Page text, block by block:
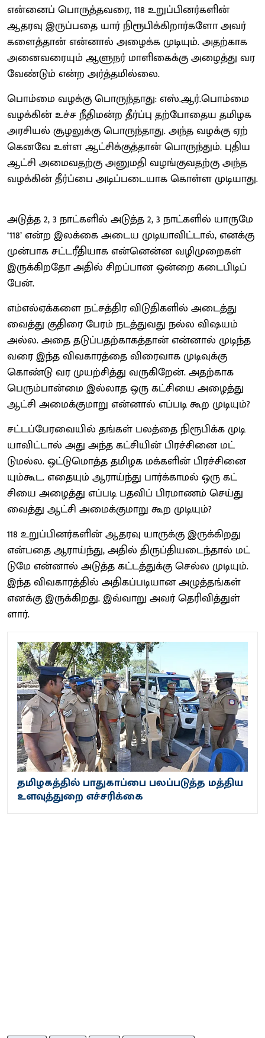
என்​னைப் பொருத்​தவரை, 118 உறுப்​பினர்​களின்
ஆதரவு இருப்பதை யார் நிரூபிக்​கிறார்​களோ அவர்​
களைத்​தான் என்​னால் அழைக்க முடி​யும். அதற்​காக
அனை​வரை​யும் ஆளுநர் மாளி​கைக்கு அழைத்து வர
வேண்​டும் என்ற அர்த்​தமில்லை.
பொம்மை வழக்​கு பொருந்தாது: எஸ்​.ஆர்​.பொம்மை
வழக்​கின் உச்ச நீதி​மன்ற தீர்ப்பு தற்​போதைய தமிழக
அரசி​யல் சூழலுக்கு பொருந்​தாது. அந்த வழக்கு ஏற்​
கெனவே உள்ள ஆட்​சிக்​குத்​தான் பொருந்​தும். புதிய
ஆட்சி அமைவதற்கு அனு​மதி வழங்​கு​வதற்கு அந்த
வழக்​கின் தீர்ப்பை அடிப்​படை​யாக கொள்ள முடி​யாது.
அடுத்த 2, 3 நாட்​களில் அடுத்த 2, 3 நாட்​களில் யாருமே
‘118’ என்ற இலக்கை அடைய முடி​யா​விட்​டால், எனக்கு
முன்​பாக சட்டரீதியாக என்​னென்ன வழி​முறை​கள்
இருக்​கிறதோ அதில் சிறப்​பான ஒன்றை கடைபிடிப்​
பேன்.
எம்​எல்​ஏக்​களை நட்​சத்​திர விடு​தி​களில் அடைத்து
வைத்து குதிரை பேரம் நடத்​து​வது நல்ல விஷ​யம்
அல்ல. அதை தடுப்​ப​தற்​காகத்​தான் என்​னால் முடிந்த
வரை இந்த விவ​காரத்தை விரை​வாக முடிவுக்கு
கொண்​டு வர முயற்​சித்து வரு​கிறேன். அதற்​காக
பெரும்​பான்மை இல்​லாத ஒரு கட்​சியை அழைத்து
ஆட்சி அமைக்​கு​மாறு என்​னால் எப்​படி கூற முடி​யும்?
சட்​டப்​பேர​வை​யில் தங்​கள் பலத்தை நிரூபிக்க முடி​
யா​விட்​டால் அது அந்த கட்​சி​யின் பிரச்​சினை மட்​
டுமல்ல. ஒட்​டுமொத்த தமிழக மக்​களின் பிரச்​சினை​
யும்​கூட. எதை​யும் ஆராய்ந்து பார்க்​காமல் ஒரு கட்​
சியை அழைத்து எப்​படி பதவிப் பிர​மாணம் செய்து
வைத்து ஆட்சி அமைக்​கு​மாறு கூற முடி​யும்?
118 உறுப்​பினர்​களின் ஆதரவு யாருக்கு இருக்​கிறது
என்​பதை ஆராய்ந்​து, அதில் திருப்​தி​யடைந்​தால் மட்​
டுமே என்​னால் அடுத்த கட்​டத்​துக்கு செல்ல முடி​யும்.
இந்த விவ​காரத்​தில் அதி​கப்​படி​யான அழுத்​தங்​கள்
எனக்கு இருக்​கிறது. இவ்​வாறு அவர் தெரிவித்​துள்​
ளார்​.
தமிழகத்தில் பாதுகாப்பை பலப்படுத்த மத்திய
உளவுத்துறை எச்சரிக்கை